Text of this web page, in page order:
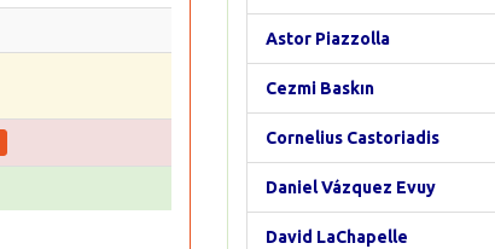
Astor Piazzolla
Cezmi Baskın
Cornelius Castoriadis
Daniel Vázquez Evuy
David LaChapelle